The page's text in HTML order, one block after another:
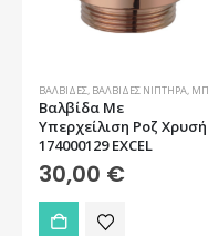
ΒΑΛΒΊΔΕΣ, ΒΑΛΒΊΔΕΣ ΝΙΠΤΉΡΑ, ΜΠΆΝΙΟ
Βαλβίδα Με
Υπερχείλιση Ροζ Χρυσή
174000129 EXCEL
30,00 €